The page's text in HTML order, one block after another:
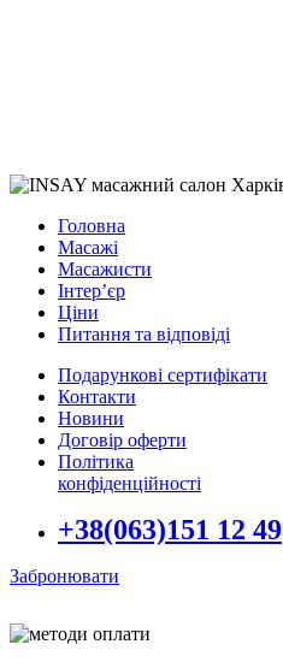
Головна
Масажі
Масажисти
Інтер’єр
Ціни
Питання та відповіді
Подарункові сертифікати
Контакти
Новини
Договір оферти
Політика
конфіденційності
+38(063)151 12 49
Забронювати